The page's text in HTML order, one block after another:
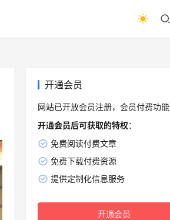
开通会员
网站已开放会员注册，会员付费功能
开通会员后可获取的特权：
免费阅读付费文章
免费下载付费资源
提供定制化信息服务
开通会员